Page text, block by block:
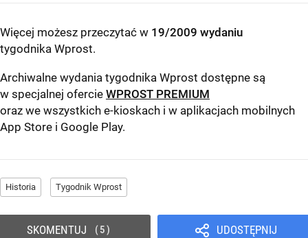
Więcej możesz przeczytać w 19/2009 wydaniu
tygodnika Wprost.
Archiwalne wydania tygodnika Wprost dostępne są
w specjalnej ofercie WPROST PREMIUM
oraz we wszystkich e-kioskach i w aplikacjach mobilnych
App Store i Google Play.
Historia Tygodnik Wprost
UDOSTĘPNIJ
SKOMENTUJ 5